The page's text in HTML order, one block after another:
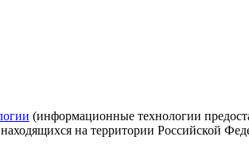
(информационные технологии
на территории Российской